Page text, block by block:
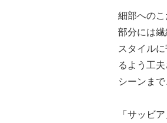
細部への
部分には
スタイル
るよう工
シーンま
「サッビ